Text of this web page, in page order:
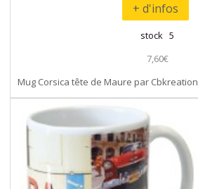
+ d'infos
stock 5
7,60€
Mug Corsica tête de Maure par Cbkreation